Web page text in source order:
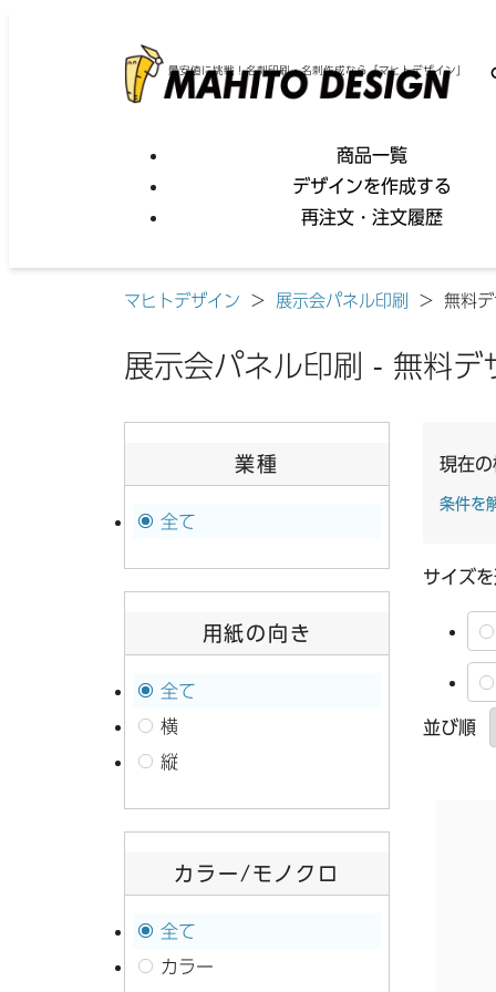
最安値に挑戦！名刺印刷・名刺作成なら「マヒトデザイン」
商品一覧
デザインを作成する
再注文・注文履歴
マヒトデザイン > 展示会パネル印刷 > 無料
展示会パネル印刷 - 無料デ
業種
全て
用紙の向き
全て
横
縦
カラー / モノクロ
全て
カラー
現在
条件を
サイズ
並び順